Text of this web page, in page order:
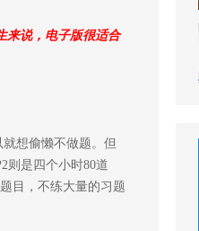
来说，电子版很适合
想偷懒不做题。但
则是四个小时80道
目，不练大量的习题